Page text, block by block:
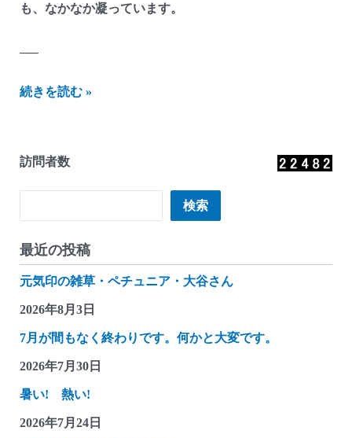
も、なかなか凝っています。
—–
に
わ
箱
ん
つ
れ
れ
雑
記
華
続きを読む »
訪問者数
検索
最近の投稿
元気印の雑草・ペチュニア・大谷さん
2026年8月3日
7月が間もなく終わりです。何かと大変です。
2026年7月30日
暑い! 熱い!
2026年7月24日